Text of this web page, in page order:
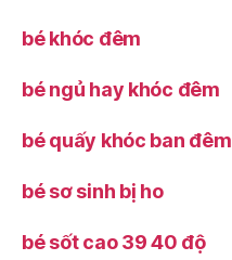
bé khóc đêm
bé ngủ hay khóc đêm
bé quấy khóc ban đêm
bé sơ sinh bị ho
bé sốt cao 39 40 độ